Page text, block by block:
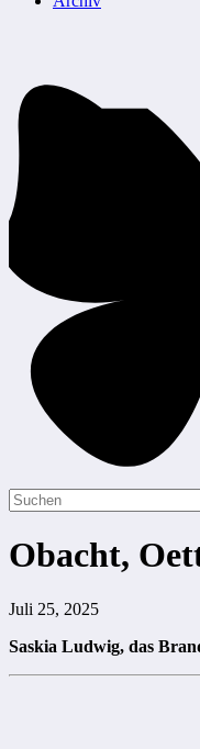
Obacht,
Juli 25, 2025
Saskia Ludwig, das